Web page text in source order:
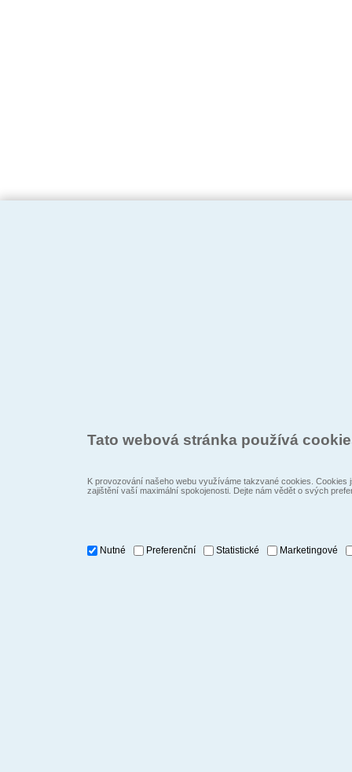
Tato webová stránka používá
K provozování našeho webu využíváme takzvané cookies.
zajištění vaší maximální spokojenosti. Dejte nám vědět o svých
Nutné Preferenční Statistické Marketingové